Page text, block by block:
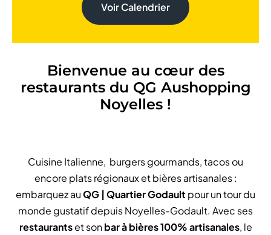
Voir Calendrier
Bienvenue au cœur des
restaurants du QG Aushopping
Noyelles !
Cuisine Italienne, burgers gourmands, tacos ou
encore plats régionaux et bières artisanales :
embarquez auQG | Quartier Godault pour un tour du
monde gustatif depuis Noyelles-Godault. Avec ses
restaurantset sonbar à bières 100% artisanales, le